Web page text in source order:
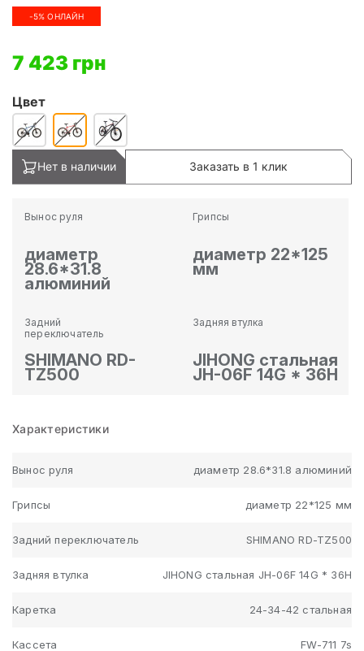
-5% ОНЛАЙН
7 423 грн
Цвет
Нет в наличии Заказать в 1 клик
Вынос руля
диаметр
28.6*31.8
алюминий
Грипсы
диаметр 22*125
мм
Задний
переключатель
SHIMANO RD-
TZ500
Задняя втулка
JIHONG стальная
JH-06F 14G * 36H
Характеристики
Вынос руля диаметр 28.6*31.8 алюминий
Грипсы диаметр 22*125 мм
Задний переключатель SHIMANO RD-TZ500
Задняя втулка JIHONG стальная JH-06F 14G * 36H
Каретка 24-34-42 стальная
Кассета FW-711 7s